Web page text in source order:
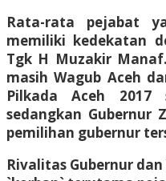
Rata-rata pejabat
memiliki kedekatan
Tgk H Muzakir
masih Wagub Aceh
Pilkada Aceh 2017
sedangkan
pemilihan gubernur
Rivalitas Gubernur